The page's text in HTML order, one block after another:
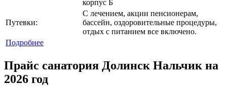
корпус Б
Путевки:
С лечением, акции пенсионерам,
бассейн, оздоровительные процедуры,
отдых с питанием все включено.
Подробнее
Прайс санатория Долинск Нальчик на
2026 год